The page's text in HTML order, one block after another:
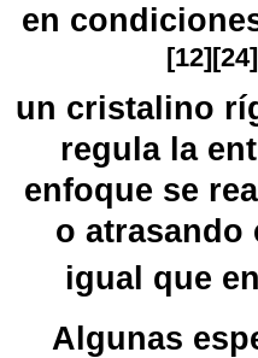
en
[12][24]
un cristalino
regula la
enfoque se
o atrasando
igual que
Algunas